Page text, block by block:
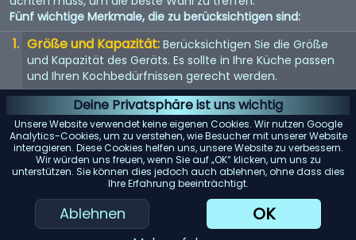
Deine Privatsphäre ist uns wichtig
Unsere Website verwendet keine eigenen Cookies. Wir nutzen Google
Analytics-Cookies, um zu verstehen, wie Besucher mit unserer Website
interagieren. Diese Cookies helfen uns, unsere Website zu verbessern.
Wir würden uns freuen, wenn Sie auf „OK“ klicken, um uns zu
unterstützen. Sie können dies jedoch auch ablehnen, ohne dass dies
Ihre Erfahrung beeinträchtigt.
Ablehnen OK
Fünf wichtige Merkmale, die zu berücksichtigen sind:
Größe und Kapazität: Berücksichtigen Sie die Größe
und Kapazität des Geräts. Es sollte in Ihre Küche passen
und Ihren Kochbedürfnissen gerecht werden.
Energieeffizienz: Energieeffiziente Geräte sparen nicht
nur Geld bei der Stromrechnung, sondern sind auch
umweltfreundlich.
Benutzerfreundlichkeit: Suchen Sie nach Geräten mit
benutzerfreundlichen Bedienelementen und Funktionen.
Sie sollten einfach zu bedienen und zu reinigen sein.
Haltbarkeit: Hochwertige Materialien und gute
Verarbeitung bedeuten oft, dass das Gerät länger hält.